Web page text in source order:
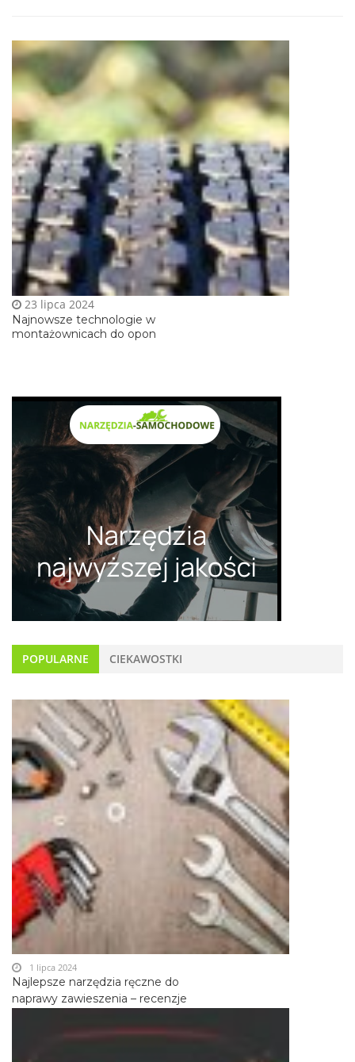
Najnowsze technologie w
montażownicach do opon
23 lipca 2024
POPULARNE CIEKAWOSTKI
Najlepsze narzędzia ręczne do
naprawy zawieszenia – recenzje
1 lipca 2024